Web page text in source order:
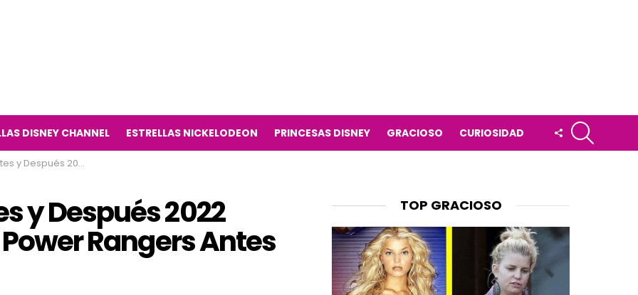
DISNEY CHANNEL ESTRELLAS NICKELODEON PRINCESAS DISNEY GRACIOSO CURIOSIDAD
FOLLOW
US
Power Rangers Antes y Ahora 2022)
y Después 2022
Rangers Antes
TOP GRACIOSO